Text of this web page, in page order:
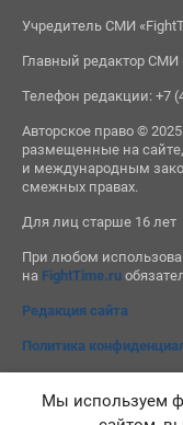
Учредитель СМИ
Главный редактор СМИ
Телефон редакции: +7
Авторское право ©
размещенные на
и международным
смежных правах.
Для лиц старше 16 лет
При любом
на FightTime.ru
Редакция сайта
Политика
Мы используем